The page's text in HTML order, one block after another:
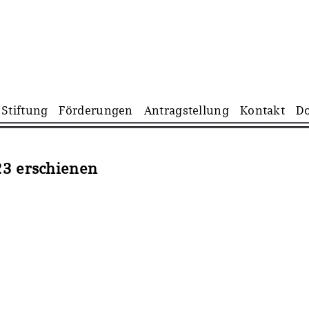
Navigation
überspringen
Stiftung Förderungen Antragstellung Kontakt
erschienen